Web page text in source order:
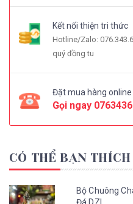
Kết nối thiện tri thức
Hotline/Zalo:
quý đồng tu
Đặt mua hàng online
Gọi ngay
CÓ THỂ BẠN THÍCH
Bộ Chuông